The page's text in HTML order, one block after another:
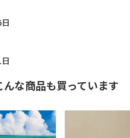
な商品も買っています